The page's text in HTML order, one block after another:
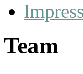
Team